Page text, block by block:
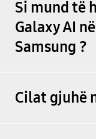
Si mund të
Galaxy AI
Samsung ?
Cilat gjuhë